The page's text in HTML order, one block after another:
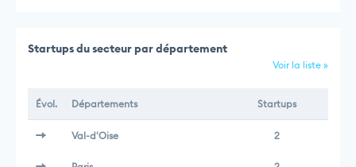
Startups du secteur par département
Voir la liste »
Évol. Départements Startups
Val-d'Oise 2